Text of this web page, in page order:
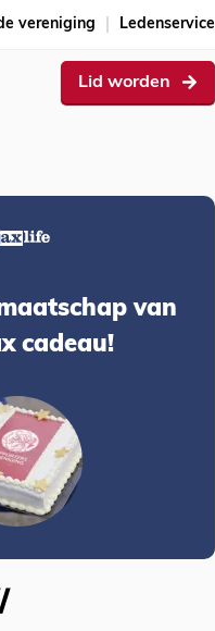
vereniging Ledenservice
Lid worden
van
cadeau!